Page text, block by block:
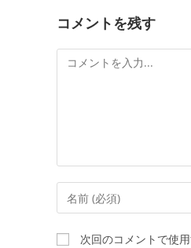
コメントを残す
次回のコメントで使